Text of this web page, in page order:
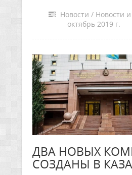
Новости / Новости
октябрь 2019 г.
ДВА НОВЫХ
СОЗДАНЫ В